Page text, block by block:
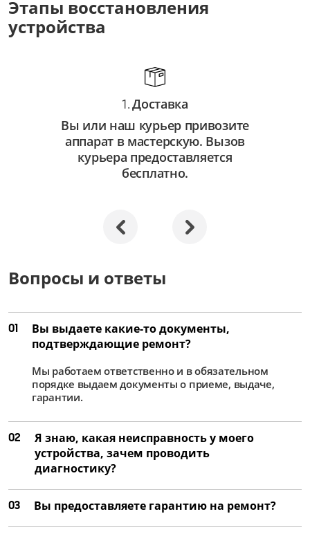
от 3 500 ₽
Восстановление системы
Этапы восстановления
устройства
1.Доставка
Вы или наш курьер привозите
аппарат в мастерскую. Вызов
курьера предоставляется
бесплатно.
Вопросы и ответы
01
Вы выдаете какие-то документы,
подтверждающие ремонт?
Мы работаем ответственно и в обязательном
порядке выдаем документы о приеме, выдаче,
гарантии.
02
Я знаю, какая неисправность у моего
устройства, зачем проводить
диагностику?
03 Вы предоставляете гарантию на ремонт?